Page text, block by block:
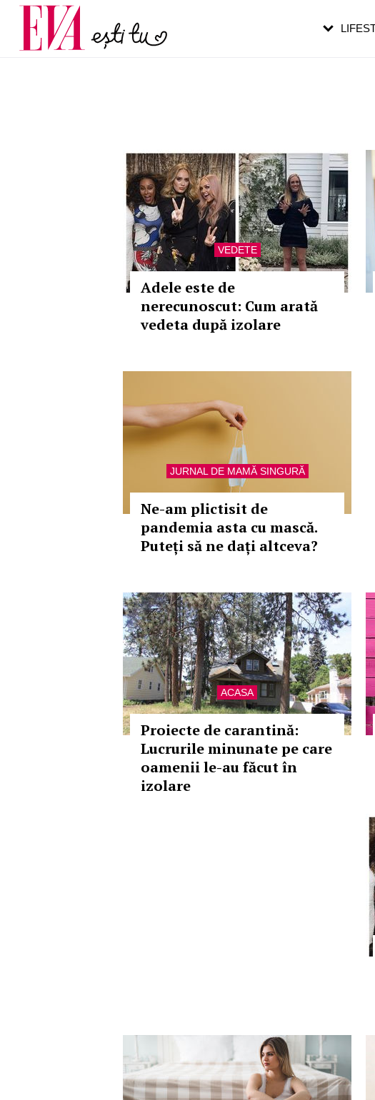
VEDETE
Adele este de
nerecunoscut: Cum arată
vedeta după izolare
JURNAL DE MAMĂ SINGURĂ
Ne-am plictisit de
pandemia asta cu mască.
Puteți să ne dați altceva?
ACASA
Proiecte de carantină:
Lucrurile minunate pe care
oamenii le-au făcut în
izolare
Carieră
Actualitate